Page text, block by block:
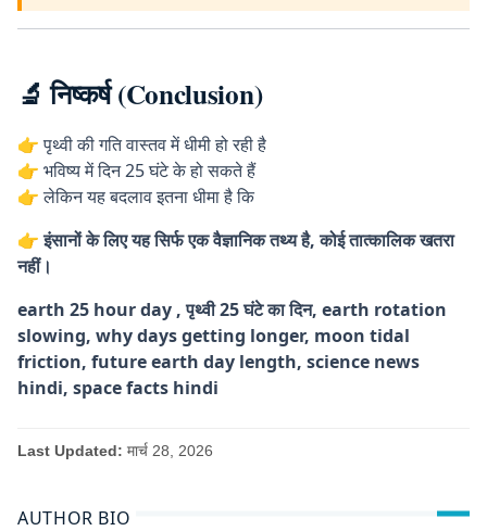
🔬 निष्कर्ष (Conclusion)
👉 पृथ्वी की गति वास्तव में धीमी हो रही है
👉 भविष्य में दिन 25 घंटे के हो सकते हैं
👉 लेकिन यह बदलाव इतना धीमा है कि
👉 इंसानों के लिए यह सिर्फ एक वैज्ञानिक तथ्य है, कोई तात्कालिक खतरा
नहीं।
earth 25 hour day ,पृथ्वी 25 घंटे का दिन, earth rotation
slowing, why days getting longer, moon tidal
friction, future earth day length, science news
hindi, space facts hindi
Last Updated: मार्च 28, 2026
AUTHOR BIO